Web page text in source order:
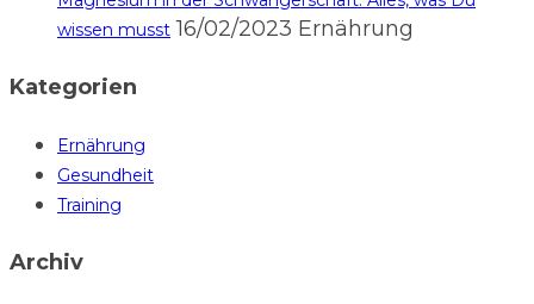
wissen musst 16/02/2023 Ernährung
Kategorien
Ernährung
Gesundheit
Training
Archiv